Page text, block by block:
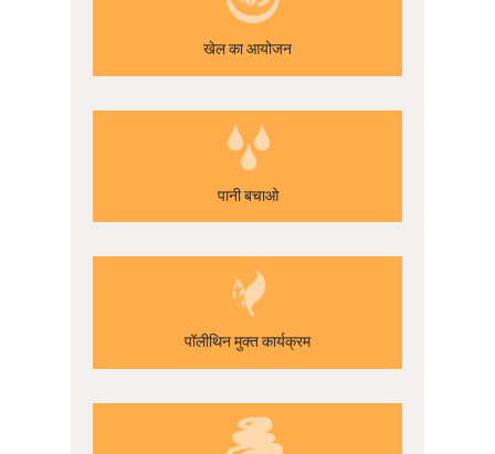
खेल का आयोजन
पानी बचाओ
पॉलीथिन मुक्त कार्यक्रम